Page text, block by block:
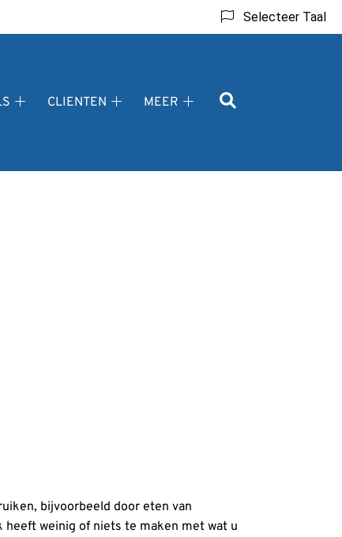
Selecteer Taal
CLIENTEN
MEER
bijvoorbeeld door eten van
weinig of niets te maken met wat u